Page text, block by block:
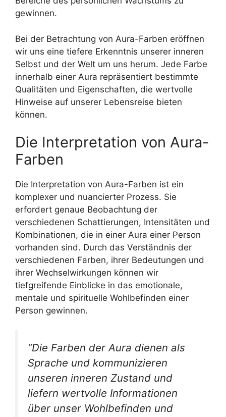
gewinnen.
Bei der Betrachtung von Aura-Farben eröffnen
wir uns eine tiefere Erkenntnis unserer inneren
Selbst und der Welt um uns herum. Jede Farbe
innerhalb einer Aura repräsentiert bestimmte
Qualitäten und Eigenschaften, die wertvolle
Hinweise auf unserer Lebensreise bieten
können.
Die Interpretation von Aura-
Farben
Die Interpretation von Aura-Farben ist ein
komplexer und nuancierter Prozess. Sie
erfordert genaue Beobachtung der
verschiedenen Schattierungen, Intensitäten und
Kombinationen, die in einer Aura einer Person
vorhanden sind. Durch das Verständnis der
verschiedenen Farben, ihrer Bedeutungen und
ihrer Wechselwirkungen können wir
tiefgreifende Einblicke in das emotionale,
mentale und spirituelle Wohlbefinden einer
Person gewinnen.
“Die Farben der Aura dienen als
Sprache und kommunizieren
unseren inneren Zustand und
liefern wertvolle Informationen
über unser Wohlbefinden und